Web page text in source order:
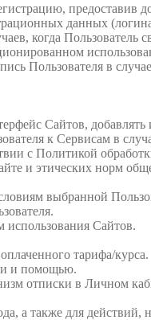
данных
когда
Пользователя в
Сайтов,
к Сервисам в
с Политикой
и этических норм
выбранной
использования Сайтов.
тарифа/курса.
и помощью.
отписки в Личном
а также для